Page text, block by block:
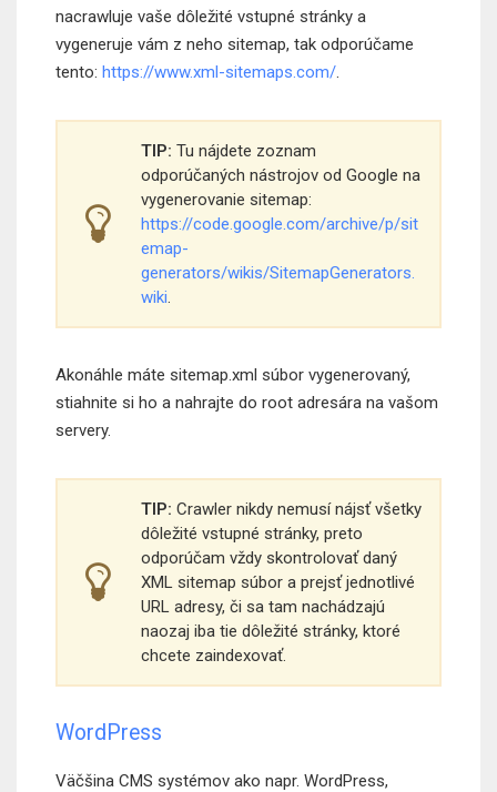
nacrawluje vaše dôležité vstupné stránky a
vygeneruje vám z neho sitemap, tak odporúčame
tento: https://www.xml-sitemaps.com/.
TIP: Tu nájdete zoznam
odporúčaných nástrojov od Google na
vygenerovanie sitemap:
https://code.google.com/archive/p/sit
emap-
generators/wikis/SitemapGenerators.
wiki.
Akonáhle máte sitemap.xml súbor vygenerovaný,
stiahnite si ho a nahrajte do root adresára na vašom
servery.
TIP: Crawler nikdy nemusí nájsť všetky
dôležité vstupné stránky, preto
odporúčam vždy skontrolovať daný
XML sitemap súbor a prejsť jednotlivé
URL adresy, či sa tam nachádzajú
naozaj iba tie dôležité stránky, ktoré
chcete zaindexovať.
WordPress
Väčšina CMS systémov ako napr. WordPress,